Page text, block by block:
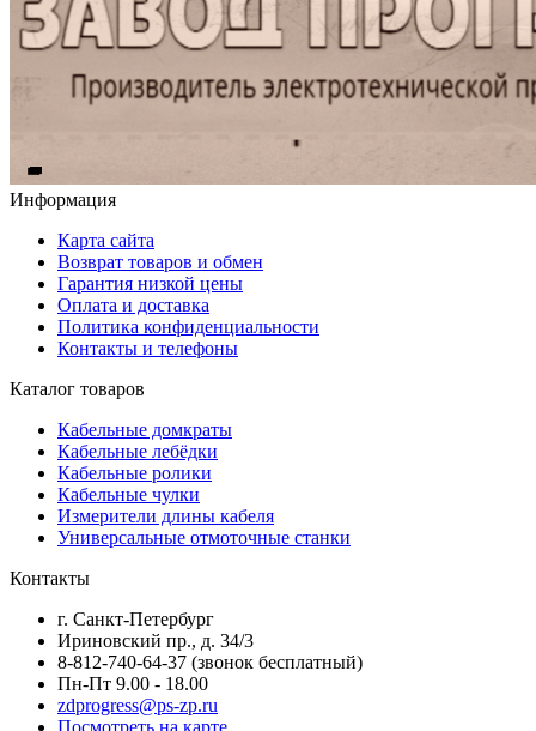
Информация
Карта сайта
Возврат товаров и обмен
Гарантия низкой цены
Оплата и доставка
Политика конфиденциальности
Контакты и телефоны
Каталог товаров
Кабельные домкраты
Кабельные лебёдки
Кабельные ролики
Кабельные чулки
Измерители длины кабеля
Универсальные отмоточные станки
Контакты
г. Санкт-Петербург
Ириновский пр., д. 34/3
8-812-740-64-37 (звонок бесплатный)
Пн-Пт 9.00 - 18.00
zdprogress@ps-zp.ru
Посмотреть на карте